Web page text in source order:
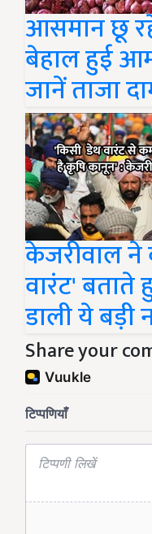
आसमान छू
बेहाल हुई
जानें ताजा
केजरीवाल ने
वारंट' बताते
डाली ये बड़ी
Share your